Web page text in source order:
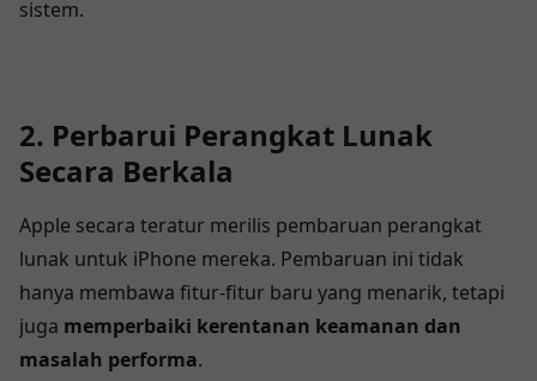
sistem.
2. Perbarui Perangkat Lunak
Secara Berkala
Apple secara teratur merilis pembaruan perangkat
lunak untuk iPhone mereka. Pembaruan ini tidak
hanya membawa fitur-fitur baru yang menarik, tetapi
juga memperbaiki kerentanan keamanan dan
masalah performa.